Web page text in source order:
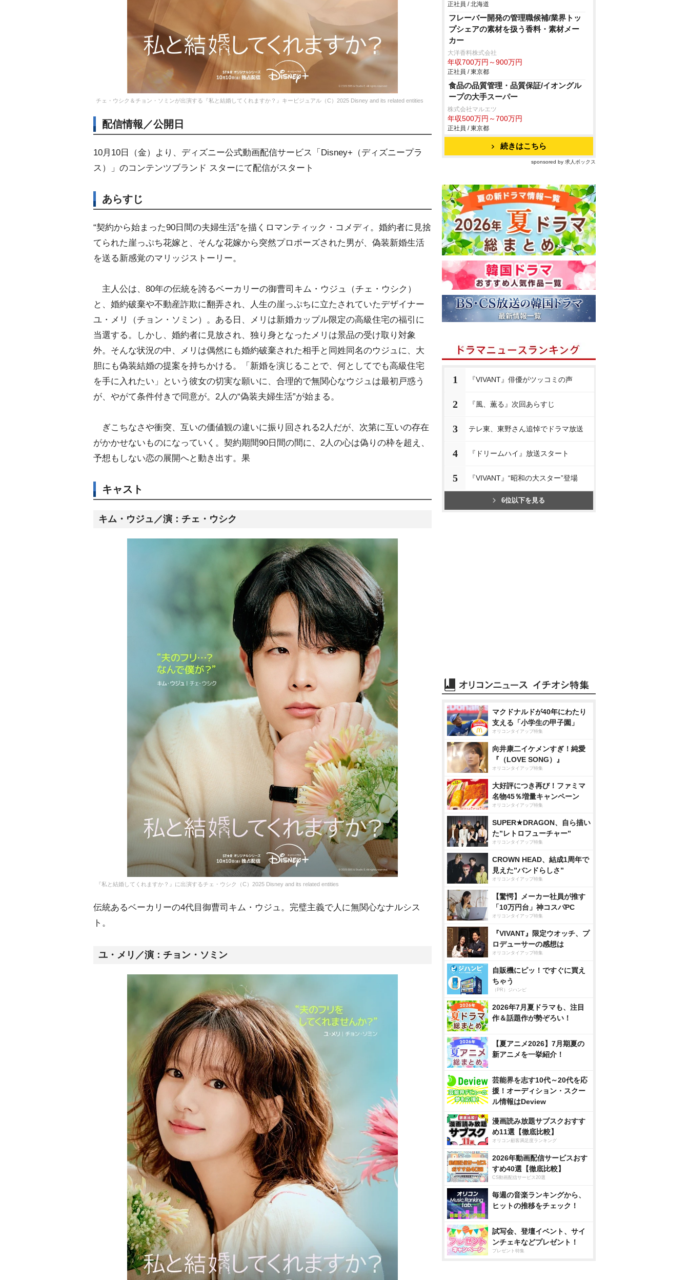
チェ・ウシク＆チョン・ソミンが出演する『私と結婚してくれますか？』キービジュアル（C）2025 Disney and its related entities
配信情報／公開日
10月10日（金）より、ディズニー公式動画配信サービス「Disney+（ディズニープラ
ス）」のコンテンツブランド スターにて配信がスタート
あらすじ
“契約から始まった90日間の夫婦生活”を描くロマンティック・コメディ。婚約者に見捨
てられた崖っぷち花嫁と、そんな花嫁から突然プロポーズされた男が、偽装新婚生活
を送る新感覚のマリッジストーリー。
主人公は、80年の伝統を誇るベーカリーの御曹司キム・ウジュ（チェ・ウシク）
と、婚約破棄や不動産詐欺に翻弄され、人生の崖っぷちに立たされていたデザイナー
ユ・メリ（チョン・ソミン）。ある日、メリは新婚カップル限定の高級住宅の福引に
当選する。しかし、婚約者に見放され、独り身となったメリは景品の受け取り対象
外。そんな状況の中、メリは偶然にも婚約破棄された相手と同姓同名のウジュに、大
胆にも偽装結婚の提案を持ちかける。「新婚を演じることで、何としてでも高級住宅
を手に入れたい」という彼女の切実な願いに、合理的で無関心なウジュは最初戸惑う
が、やがて条件付きで同意が。2人の“偽装夫婦生活”が始まる。
ぎこちなさや衝突、互いの価値観の違いに振り回される2人だが、次第に互いの存在
がかかせないものになっていく。契約期間90日間の間に、2人の心は偽りの枠を超え、
予想もしない恋の展開へと動き出す。果
キャスト
キム・ウジュ／演：チェ・ウシク
『私と結婚してくれますか？』に出演するチェ・ウシク（C）2025 Disney and its related entities
伝統あるベーカリーの4代目御曹司キム・ウジュ。完璧主義で人に無関心なナルシス
ト。
ユ・メリ／演：チョン・ソミン
正社員 / 北海道
フレーバー開発の管理職候補/業界トッ
プシェアの素材を扱う香料・素材メー
カー
大洋香料株式会社
年収700万円～900万円
正社員 / 東京都
食品の品質管理・品質保証/イオングル
ープの大手スーパー
株式会社マルエツ
年収500万円～700万円
正社員 / 東京都
続きはこちら
sponsored by 求人ボックス
1 『VIVANT』俳優がツッコミの声
2 『風、薫る』次回あらすじ
3 テレ東、東野さん追悼でドラマ放送
4 『ドリームハイ』放送スタート
5 『VIVANT』“昭和の大スター”登場
6位以下を見る
マクドナルドが40年にわたり
支える「小学生の甲子園」
オリコンタイアップ特集
向井康二イケメンすぎ！純愛
『（LOVE SONG）』
オリコンタイアップ特集
大好評につき再び！ファミマ
名物45％増量キャンペーン
オリコンタイアップ特集
SUPER★DRAGON、自ら描い
た”レトロフューチャー”
オリコンタイアップ特集
CROWN HEAD、結成1周年で
見えた”バンドらしさ”
オリコンタイアップ特集
【驚愕】メーカー社員が推す
「10万円台」神コスパPC
オリコンタイアップ特集
『VIVANT』限定ウオッチ、プ
ロデューサーの感想は
オリコンタイアップ特集
自販機にピッ！ですぐに買え
ちゃう
（PR）ジハンピ
2026年7月夏ドラマも、注目
作＆話題作が勢ぞろい！
【夏アニメ2026】7月期夏の
新アニメを一挙紹介！
芸能界を志す10代～20代を応
援！オーディション・スクー
ル情報はDeview
漫画読み放題サブスクおすす
め11選【徹底比較】
オリコン顧客満足度ランキング
2026年動画配信サービスおす
すめ40選【徹底比較】
CS動画配信サービス20選
毎週の音楽ランキングから、
ヒットの推移をチェック！
試写会、登壇イベント、サイ
ンチェキなどプレゼント！
プレゼント特集